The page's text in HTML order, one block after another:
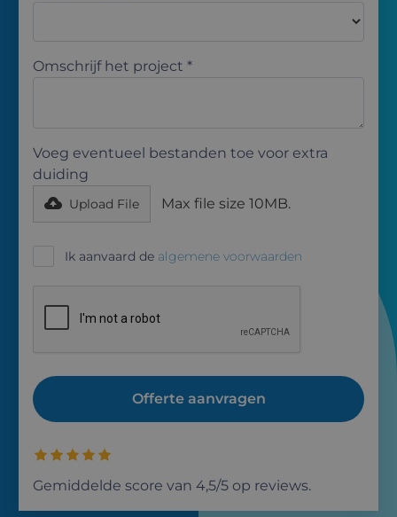
Omschrijf het project *
Voeg eventueel bestanden toe voor extra
duiding
Upload File Max file size 10MB.
Ik aanvaard de algemene voorwaarden
Gemiddelde score van 4,5/5 op reviews.